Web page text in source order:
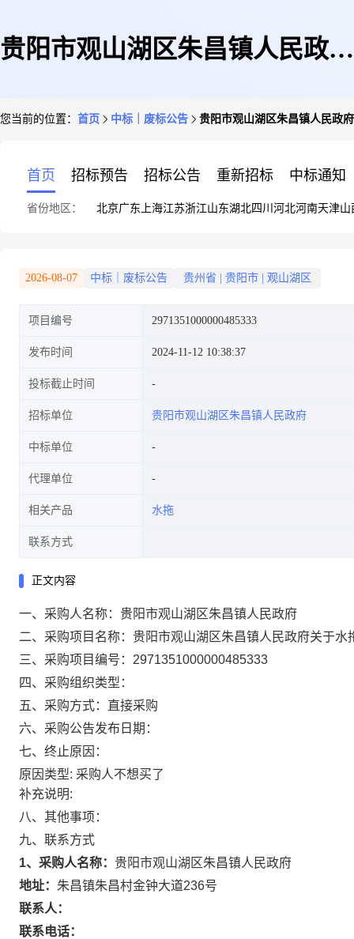
贵阳市观山湖区朱昌镇人民政府
您当前的位置： 首页 中标｜废标公告 贵阳市观山湖区朱昌镇人民政
首页 招标预告 招标公告 重新招标 中标通知
省份地区： 北京广东 上海江苏浙江山东湖北四川 河北河南天津山
2026-08-07 中标｜废标公告 贵州省 贵阳市 观山湖区
项目编号 2971351000000485333
发布时间 2024-11-12 10:38:37
投标截止时间
招标单位 贵阳市观山湖区朱昌镇人民政府
中标单位
代理单位
相关产品 水拖
联系方式
正文内容
一、采购人名称： 贵阳市观山湖区朱昌镇人民政府
二、采购项目名称： 贵阳市观山湖区朱昌镇人民政府关于水
三、采购项目编号： 2971351000000485333
四、采购组织类型：
五、采购方式： 直接采购
六、采购公告发布日期：
七、终止原因：
原因类型: 采购人不想买了
补充说明:
八、其他事项：
九、联系方式
1、采购人名称： 贵阳市观山湖区朱昌镇人民政府
地址： 朱昌镇朱昌村金钟大道236号
联系人：
联系电话：